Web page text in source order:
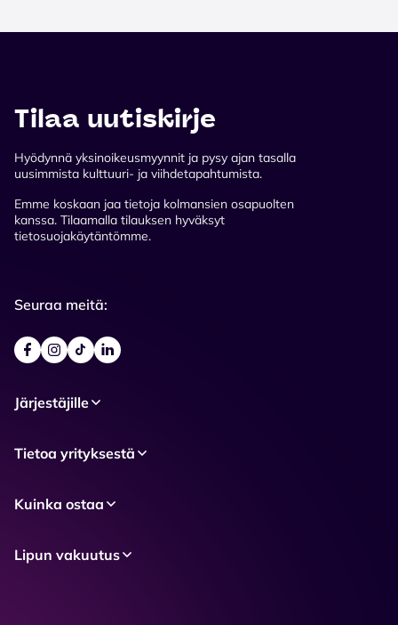
Tilaa uutiskirje
Hyödynnä yksinoikeusmyynnit ja pysy ajan tasalla
uusimmista kulttuuri- ja viihdetapahtumista.
Emme koskaan jaa tietoja kolmansien osapuolten
kanssa. Tilaamalla tilauksen hyväksyt
tietosuojakäytäntömme.
Seuraa meitä:
Järjestäjille
Tietoa yrityksestä
Kuinka ostaa
Lipun vakuutus